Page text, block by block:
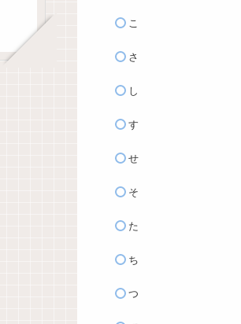
こ
さ
し
す
せ
そ
た
ち
つ